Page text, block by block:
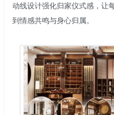
动线设计强化归家仪式感，让
到情感共鸣与身心归属。